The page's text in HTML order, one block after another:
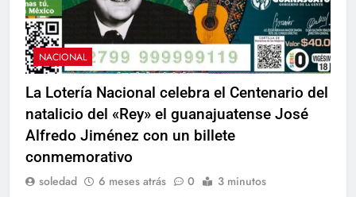
NACIONAL
La Lotería Nacional celebra el Centenario del
natalicio del «Rey» el guanajuatense José
Alfredo Jiménez con un billete
conmemorativo
soledad 6 meses atrás 0 3 minutos